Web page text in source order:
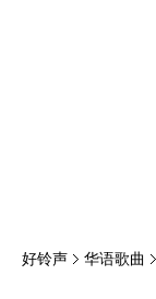
好铃声 华语歌曲